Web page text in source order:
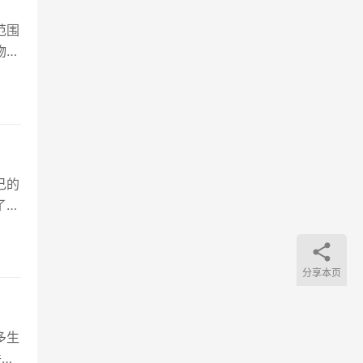
围
不
的
。
生
分享本页